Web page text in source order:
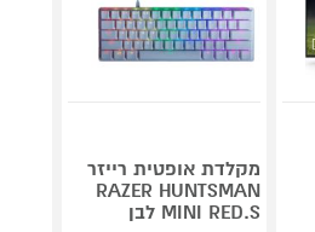
מקלדת אופטית רייזר
RAZER HUNTSMAN
MINI RED.S לבן